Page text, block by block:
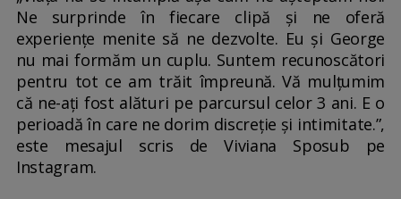
Ne surprinde în fiecare clipă și ne oferă
experiențe menite să ne dezvolte. Eu și George
nu mai formăm un cuplu. Suntem recunoscători
pentru tot ce am trăit împreună. Vă mulțumim
că ne-ați fost alături pe parcursul celor 3 ani. E o
perioadă în care ne dorim discreție și intimitate.”,
este mesajul scris de Viviana Sposub pe
Instagram.